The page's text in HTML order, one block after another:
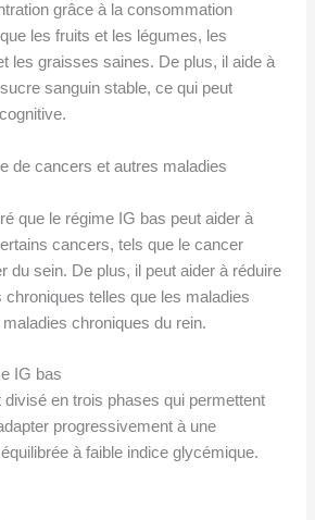
grâce à la consommation
les fruits et les légumes, les
les graisses saines. De plus, il aide à
sanguin stable, ce qui peut
de cancers et autres maladies
que le régime IG bas peut aider à
cancers, tels que le cancer
du sein. De plus, il peut aider à réduire
chroniques telles que les maladies
chroniques du rein.
IG bas
divisé en trois phases qui permettent
progressivement à une
à faible indice glycémique.